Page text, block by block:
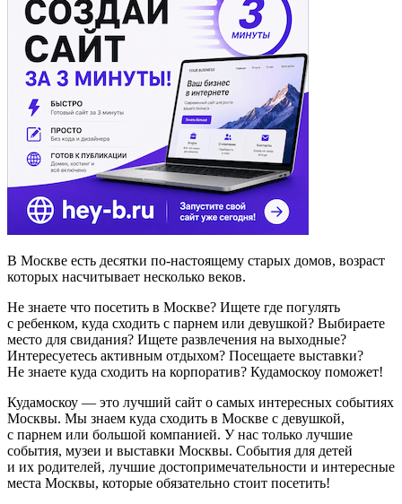
В Москве есть десятки по-настоящему старых домов, возраст
которых насчитывает несколько веков.
Не знаете что посетить в Москве? Ищете где погулять
с ребенком, куда сходить с парнем или девушкой? Выбираете
место для свидания? Ищете развлечения на выходные?
Интересуетесь активным отдыхом? Посещаете выставки?
Не знаете куда сходить на корпоратив? Кудамоскоу поможет!
Кудамоскоу — это лучший сайт о самых интересных событиях
Москвы. Мы знаем куда сходить в Москве с девушкой,
с парнем или большой компанией. У нас только лучшие
события, музеи и выставки Москвы. События для детей
и их родителей, лучшие достопримечательности и интересные
места Москвы, которые обязательно стоит посетить!